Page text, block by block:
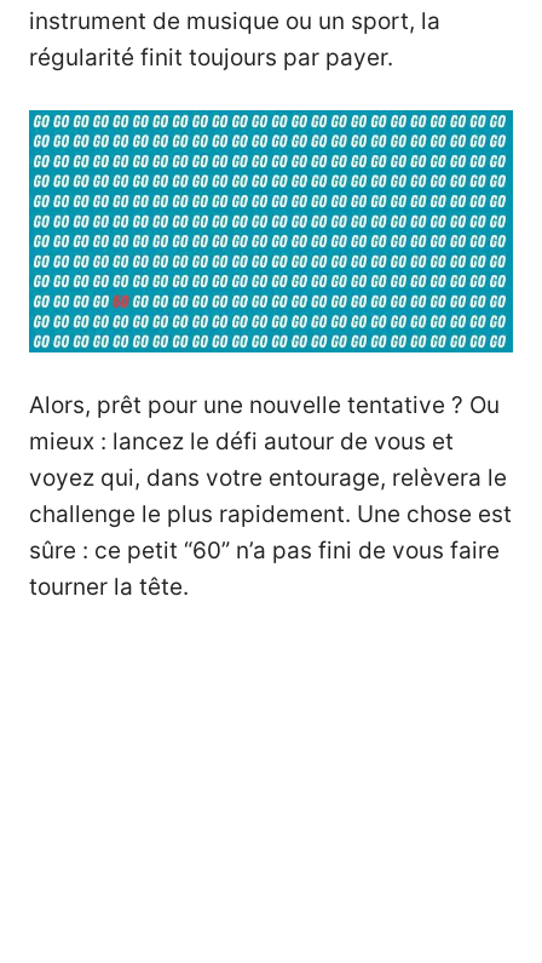
instrument de musique ou un sport, la
régularité finit toujours par payer.
Alors, prêt pour une nouvelle tentative ? Ou
mieux : lancez le défi autour de vous et
voyez qui, dans votre entourage, relèvera le
challenge le plus rapidement. Une chose est
sûre : ce petit “60” n’a pas fini de vous faire
tourner la tête.